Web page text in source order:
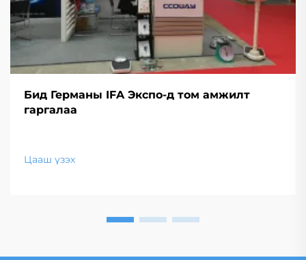
Бид Германы IFA Экспо-д том амжилт
гаргалаа
Цааш үзэх